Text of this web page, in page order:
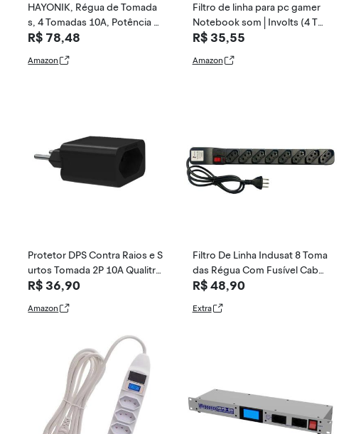
HAYONIK, Régua de Tomada
s, 4 Tomadas 10A, Potência M
áx 2200VA, Corrente 10A, Pad
R$ 78,48
Amazon
Filtro de linha para pc gamer
Notebook som | Involts (4 TO
MADAS)
R$ 35,55
Amazon
Protetor DPS Contra Raios e S
urtos Tomada 2P 10A Qualitro
nix
R$ 36,90
Amazon
Filtro De Linha Indusat 8 Toma
das Régua Com Fusível Cabo
1m
R$ 48,90
Extra